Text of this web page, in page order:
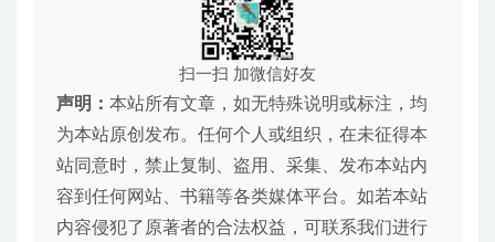
扫一扫 加微信好友
声明： 本站所有文章，如无特殊说明或标注，均
为本站原创发布。任何个人或组织，在未征得本
站同意时，禁止复制、盗用、采集、发布本站内
容到任何网站、书籍等各类媒体平台。如若本站
内容侵犯了原著者的合法权益，可联系我们进行